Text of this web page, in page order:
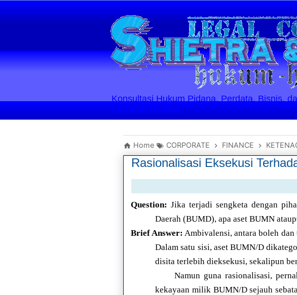
Konsultasi Hukum Pidana, Perdata, Bisnis,
Layanan Berlaku
Home CORPORATE FINANCE
Rasionalisasi Eksekusi
Question: Jika terjadi sengketa dengan
Daerah (BUMD), apa aset BUMN
Brief Answer: Ambivalensi, antara boleh
Dalam satu sisi, aset BUMN/D
disita terlebih dieksekusi, sekalipun
Namun guna rasionalisasi,
kekayaan milik BUMN/D sejauh